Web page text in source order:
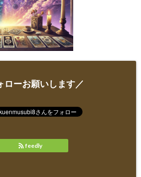
ローお願いします／
feedly